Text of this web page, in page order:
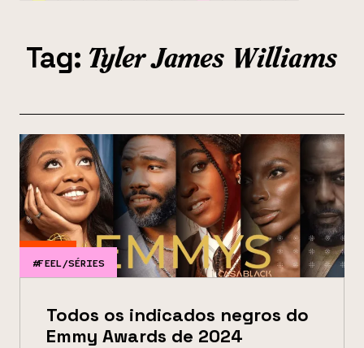
Tag: Tyler James Williams
#FEEL/SÉRIES
Todos os indicados negros do
Emmy Awards de 2024